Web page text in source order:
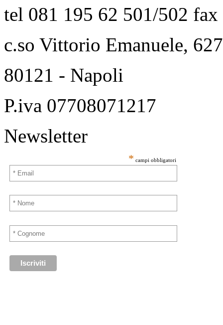
tel 081 195 62 501/502
c.so Vittorio Emanuele,
80121 - Napoli
P.iva 07708071217
Newsletter
* campi obbligatori